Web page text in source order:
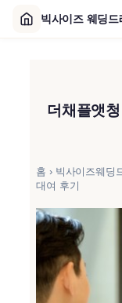
더채플앳
홈 › 빅사이즈웨딩
대여 후기
빅사이즈 웨딩드